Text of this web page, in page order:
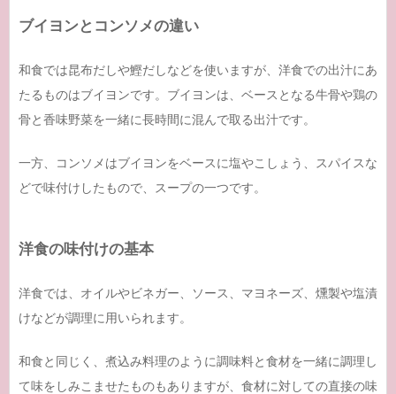
ブイヨンとコンソメの違い
和食では昆布だしや鰹だしなどを使いますが、洋食での出汁にあ
たるものはブイヨンです。ブイヨンは、ベースとなる牛骨や鶏の
骨と香味野菜を一緒に長時間に混んで取る出汁です。
一方、コンソメはブイヨンをベースに塩やこしょう、スパイスな
どで味付けしたもので、スープの一つです。
洋食の味付けの基本
洋食では、オイルやビネガー、ソース、マヨネーズ、燻製や塩漬
けなどが調理に用いられます。
和食と同じく、煮込み料理のように調味料と食材を一緒に調理し
て味をしみこませたものもありますが、食材に対しての直接の味